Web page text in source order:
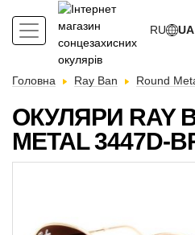
RU UA
Головна Ray Ban Round
ОКУЛЯРИ RAY
METAL 3447D-